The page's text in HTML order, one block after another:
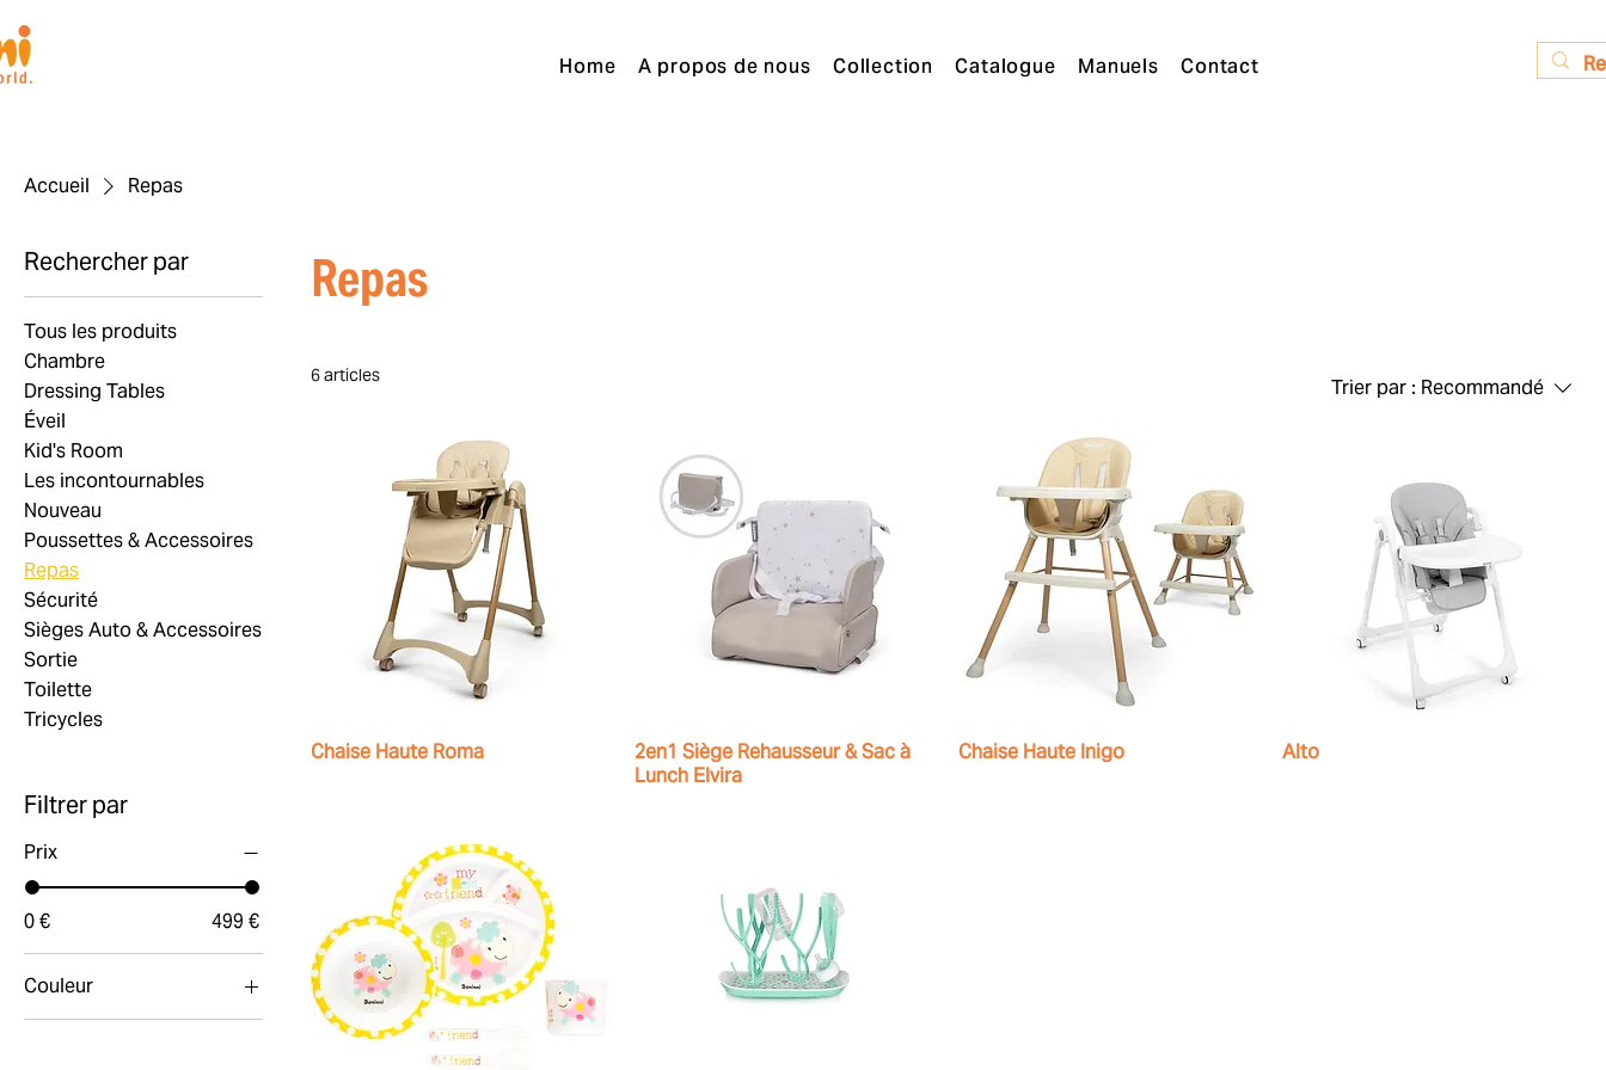
Home A propos de nous Collection Catalogue Manuels Contact
Accueil Repas
Rechercher par
Tous les produits
Chambre
Dressing Tables
Éveil
Kid's Room
Les incontournables
Nouveau
Poussettes & Accessoires
Repas
Sécurité
Sièges Auto & Accessoires
Sortie
Toilette
Tricycles
Filtrer par
Prix
0 € 499 €
Couleur
Repas
6 articles Trier par : Recommandé
Chaise Haute Roma
2en1 Siège Rehausseur & Sac à
Lunch Elvira
Chaise Haute Inigo Alto